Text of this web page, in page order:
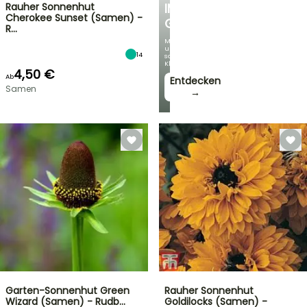
IM
GARTEN
Mit
unseren
schönsten
Kletterpflanzen!
Entdecken
→
Rauher Sonnenhut
Cherokee Sunset (Samen) -
R…
14
Ab4,50 €
Samen
Garten-Sonnenhut Green
Wizard (Samen) - Rudb…
Rauher Sonnenhut
Goldilocks (Samen) -